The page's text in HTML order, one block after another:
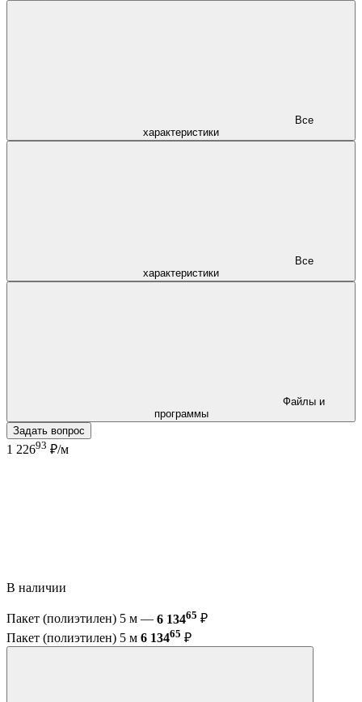
характеристики
характеристики
программы
Задать вопрос
1 22693 ₽/м
В наличии
Пакет (полиэтилен) 5 м — 6 13465 ₽
Пакет (полиэтилен) 5 м 6 13465 ₽